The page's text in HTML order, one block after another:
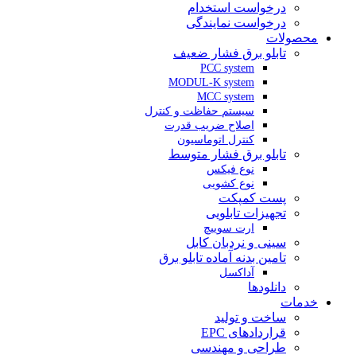
درخواست استخدام
درخواست نمایندگی
محصولات
تابلو برق فشار ضعیف
PCC system
MODUL-K system
MCC system
سیستم حفاظت و کنترل
اصلاح ضریب قدرت
کنترل اتوماسیون
تابلو برق فشار متوسط
نوع فیکس
نوع کشویی
پست کمپکت
تجهیزات تابلویی
ارت سوییچ
سینی و نردبان کابل
تامین بدنه آماده تابلو برق
آداکسل
دانلودها
خدمات
ساخت و تولید
قراردادهای EPC
طراحی و مهندسی